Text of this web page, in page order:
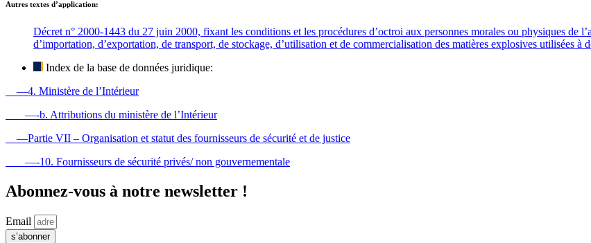
Autres textes d’application:
Décret n° 2000-1443 du 27 juin 2000, fixant les conditions et les procédures d’octroi aux personnes morales ou physiques de
d’importation, d’exportation, de transport, de stockage, d’utilisation et de commercialisation des matières explosives utilisées à
Index de la base de données juridique:
—4. Ministère de l’Intérieur
—-b. Attributions du ministère de l’Intérieur
—Partie VII – Organisation et statut des fournisseurs de sécurité et de justice
—-10. Fournisseurs de sécurité privés/ non gouvernementale
Abonnez-vous à notre newsletter !
Email
s’abonner